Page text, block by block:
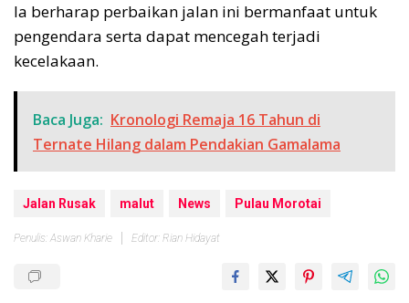
Ia berharap perbaikan jalan ini bermanfaat untuk
pengendara serta dapat mencegah terjadi
kecelakaan.
Baca Juga: Kronologi Remaja 16 Tahun di
Ternate Hilang dalam Pendakian Gamalama
Jalan Rusak malut News Pulau Morotai
Penulis: Aswan Kharie Editor: Rian Hidayat